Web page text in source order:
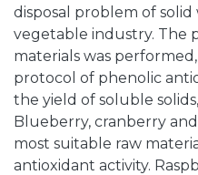
disposal problem of
vegetable industry. The
materials was
protocol of phenolic
the yield of soluble
Blueberry, cranberry
most suitable raw
antioxidant activity.